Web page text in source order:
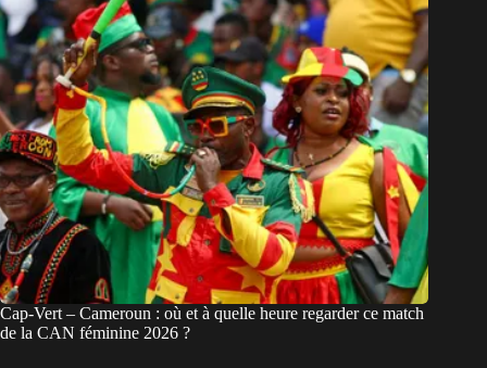
Cap-Vert – Cameroun : où et à quelle heure regarder ce match
de la CAN féminine 2026 ?